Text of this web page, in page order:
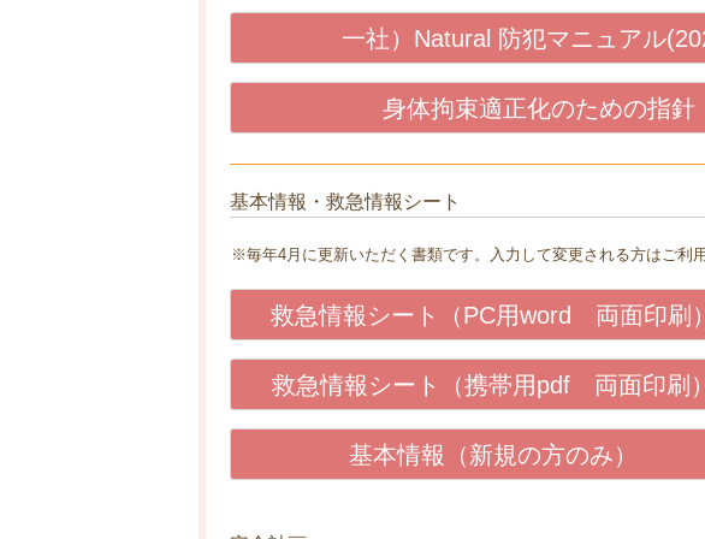
一社）Natural 防犯マニュアル
身体拘束適正化のための指針
基本情報・救急情報シート
※毎年4月に更新いただく書類です。入力して変更される方はご利用
救急情報シート（PC用word 両面印刷）
救急情報シート（携帯用pdf 両面印刷）
基本情報（新規の方のみ）